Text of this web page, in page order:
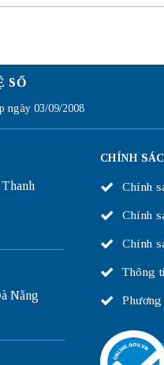
SỐ
ngày 03/09/2008
Nẵng
CHÍNH
Chính
Chính
Chính
Thông